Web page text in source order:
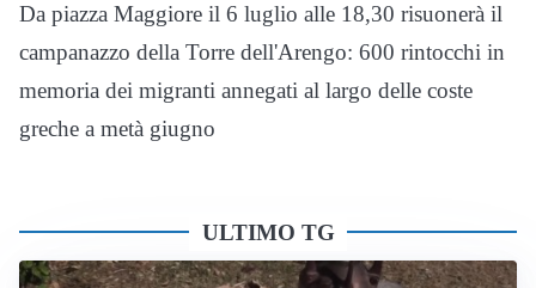
Da piazza Maggiore il 6 luglio alle 18,30 risuonerà il
campanazzo della Torre dell'Arengo: 600 rintocchi in
memoria dei migranti annegati al largo delle coste
greche a metà giugno
ULTIMO TG